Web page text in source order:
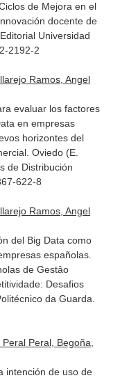
de Mejora en el
docente de
Editorial Universidad
2192-2
Ramos, Angel
evaluar los factores
en empresas
horizontes del
. Oviedo (E.
de Distribución
622-8
Ramos, Angel
del Big Data como
españolas.
de Gestâo
Desafios
da Guarda.
Peral, Begoña,
intención de uso de